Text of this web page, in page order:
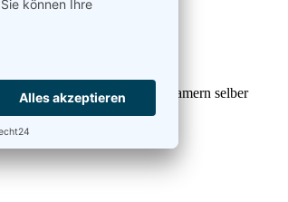
ihr zusammen mit euren Teamern selber